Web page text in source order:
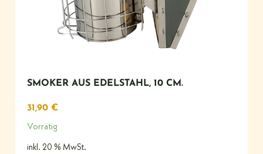
SMOKER AUS EDELSTAHL, 10 CM.
31,90 €
Vorrätig
inkl. 20 % MwSt.